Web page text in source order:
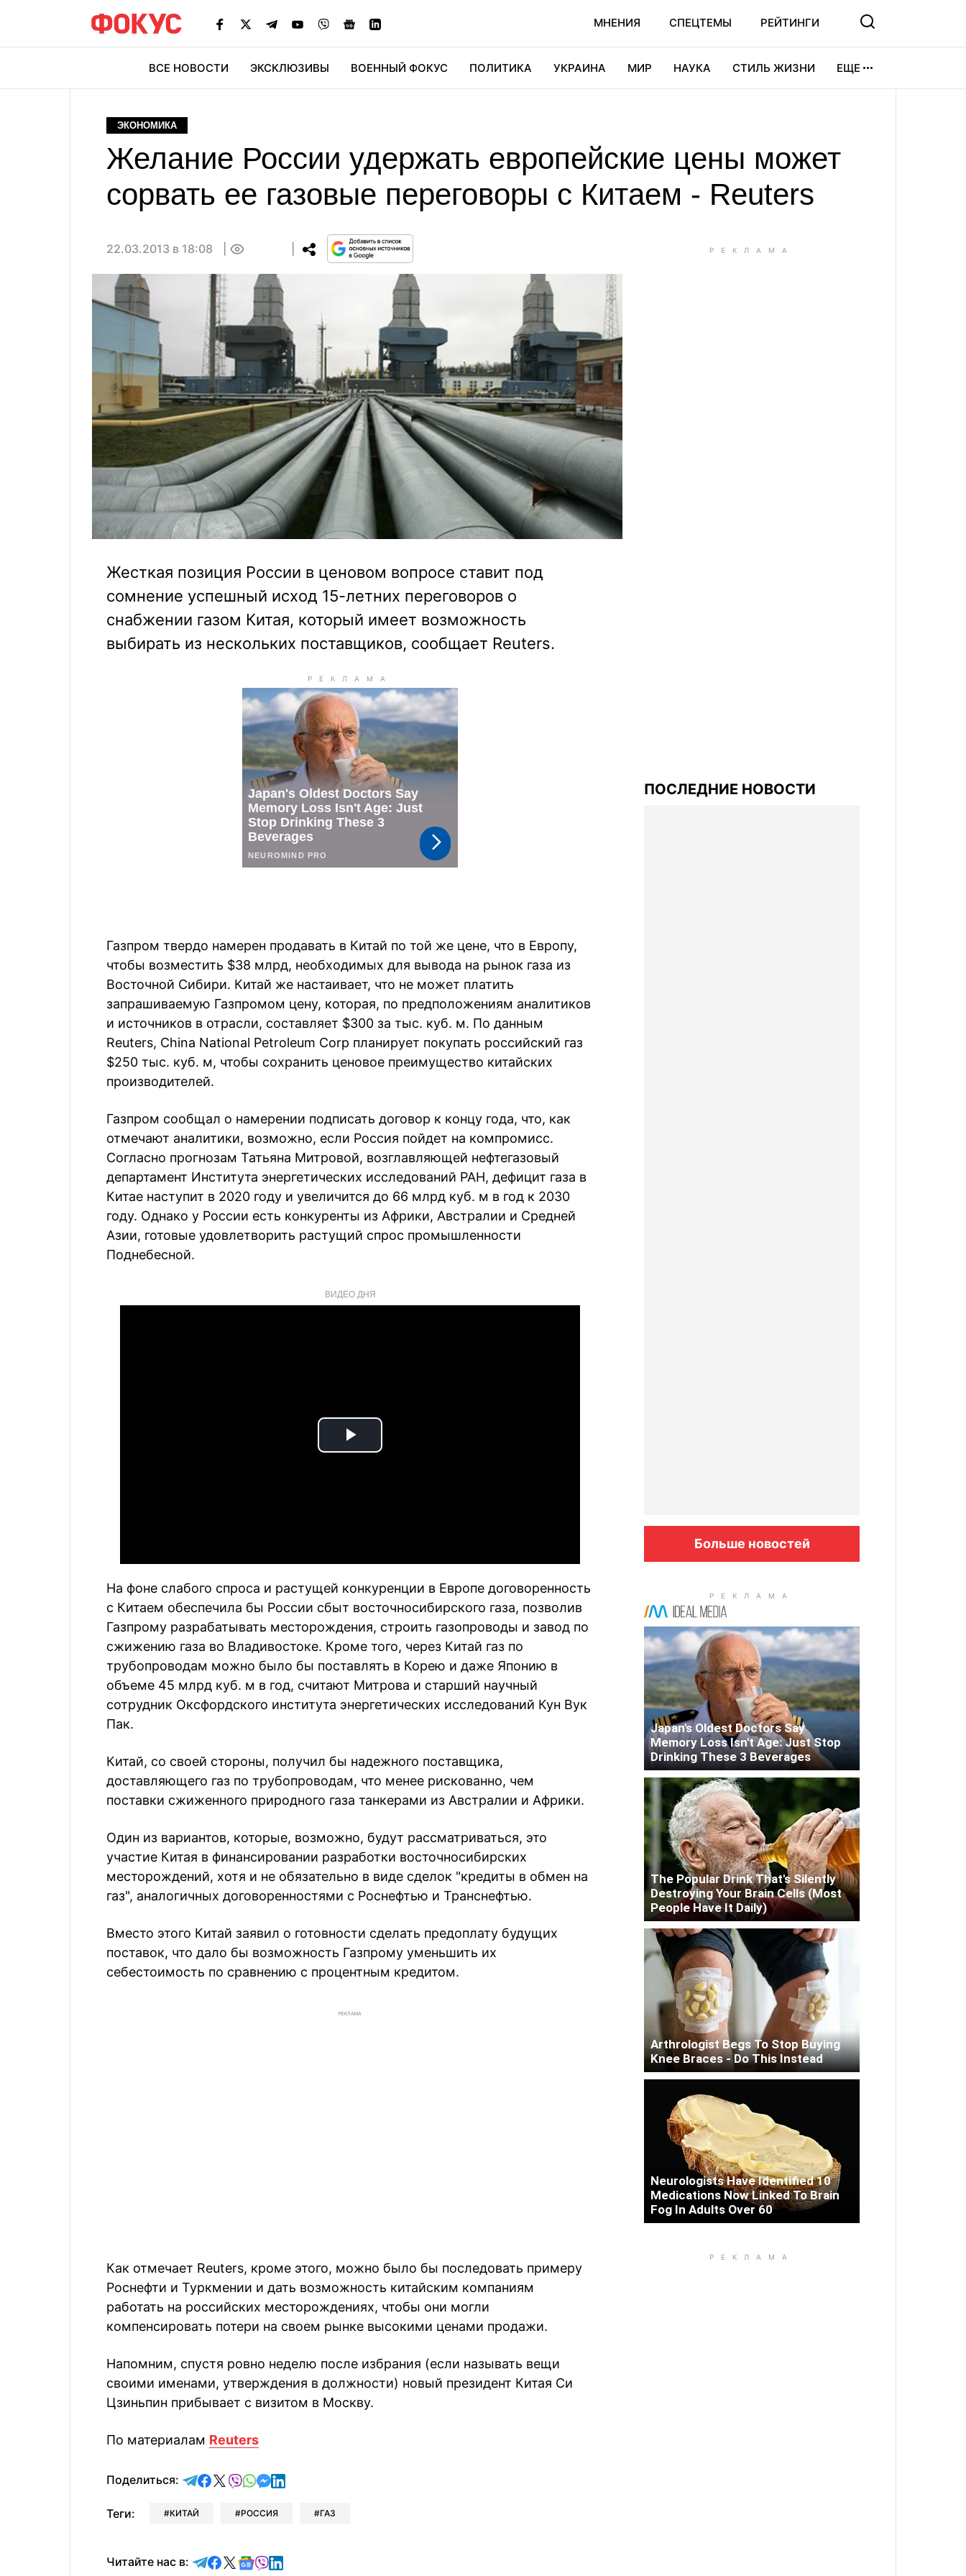
МНЕНИЯ СПЕЦТЕМЫ РЕЙТИНГИ
ВСЕ НОВОСТИ ЭКСКЛЮЗИВЫ ВОЕННЫЙ ФОКУС ПОЛИТИКА УКРАИНА МИР НАУКА СТИЛЬ ЖИЗНИ ЕЩЕ
ЭКОНОМИКА
Желание России удержать европейские цены может
сорвать ее газовые переговоры с Китаем - Reuters
22.03.2013 в 18:08
Жесткая позиция России в ценовом вопросе ставит под
сомнение успешный исход 15-летних переговоров о
снабжении газом Китая, который имеет возможность
выбирать из нескольких поставщиков, сообщает Reuters.
Газпром твердо намерен продавать в Китай по той же цене, что в Европу,
чтобы возместить $38 млрд, необходимых для вывода на рынок газа из
Восточной Сибири. Китай же настаивает, что не может платить
запрашиваемую Газпромом цену, которая, по предположениям аналитиков
и источников в отрасли, составляет $300 за тыс. куб. м. По данным
Reuters, China National Petroleum Corp планирует покупать российский газ
$250 тыс. куб. м, чтобы сохранить ценовое преимущество китайских
производителей.
Газпром сообщал о намерении подписать договор к концу года, что, как
отмечают аналитики, возможно, если Россия пойдет на компромисс.
Согласно прогнозам Татьяна Митровой, возглавляющей нефтегазовый
департамент Института энергетических исследований РАН, дефицит газа в
Китае наступит в 2020 году и увеличится до 66 млрд куб. м в год к 2030
году. Однако у России есть конкуренты из Африки, Австралии и Средней
Азии, готовые удовлетворить растущий спрос промышленности
Поднебесной.
ВИДЕО ДНЯ
Play
На фоне слабого спроса и растущей конкуренции в Европе договоренность
с Китаем обеспечила бы России сбыт восточносибирского газа, позволив
Газпрому разрабатывать месторождения, строить газопроводы и завод по
сжижению газа во Владивостоке. Кроме того, через Китай газ по
трубопроводам можно было бы поставлять в Корею и даже Японию в
объеме 45 млрд куб. м в год, считают Митрова и старший научный
сотрудник Оксфордского института энергетических исследований Кун Вук
Пак.
Китай, со своей стороны, получил бы надежного поставщика,
доставляющего газ по трубопроводам, что менее рискованно, чем
поставки сжиженного природного газа танкерами из Австралии и Африки.
Один из вариантов, которые, возможно, будут рассматриваться, это
участие Китая в финансировании разработки восточносибирских
месторождений, хотя и не обязательно в виде сделок "кредиты в обмен на
газ", аналогичных договоренностями с Роснефтью и Транснефтью.
Вместо этого Китай заявил о готовности сделать предоплату будущих
поставок, что дало бы возможность Газпрому уменьшить их
себестоимость по сравнению с процентным кредитом.
РЕКЛАМА
Как отмечает Reuters, кроме этого, можно было бы последовать примеру
Роснефти и Туркмении и дать возможность китайским компаниям
работать на российских месторождениях, чтобы они могли
компенсировать потери на своем рынке высокими ценами продажи.
Напомним, спустя ровно неделю после избрания (если называть вещи
своими именами, утверждения в должности) новый президент Китая Си
Цзиньпин прибывает с визитом в Москву.
По материалам Reuters
Поделиться: отправить в Telegram
поделиться в Facebook
поделиться в X
отправить в Viber
отправить в Whatsapp
отправить в Messenger
отправить в LinkedIn
Теги: КИТАЙ РОССИЯ ГАЗ
Читайте нас в: Читайте в Telegram
Читайте в Facebook
Читайте в X
Читайте в Google news
Читайте в Viber
Читайте в LinkedIn
ПОСЛЕДНИЕ НОВОСТИ
Больше новостей